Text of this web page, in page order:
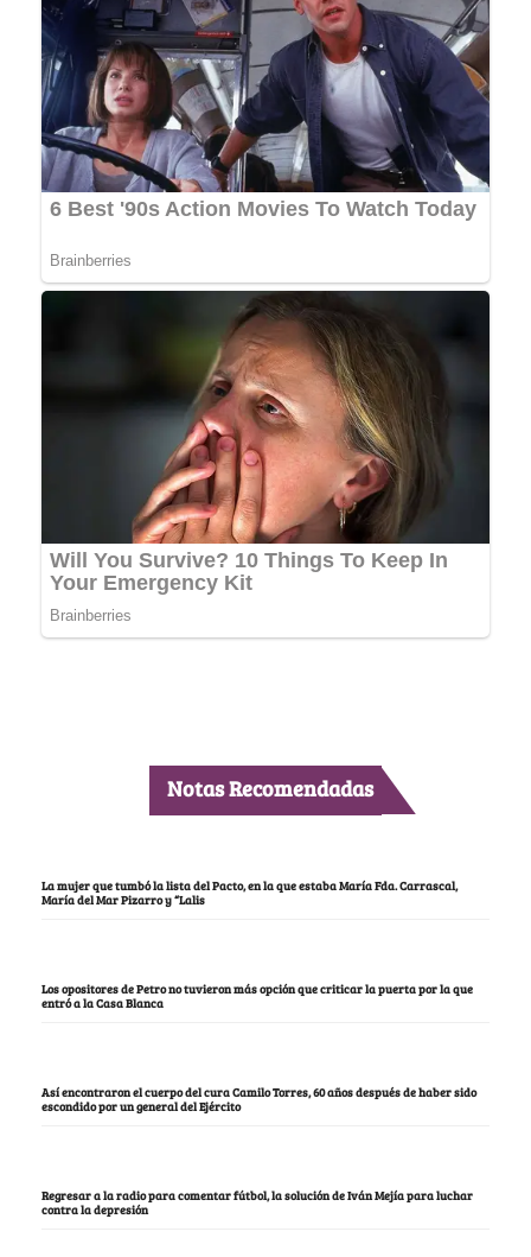
Notas Recomendadas
La mujer que tumbó la lista del Pacto, en la que estaba María Fda. Carrascal,
María del Mar Pizarro y “Lalis
Los opositores de Petro no tuvieron más opción que criticar la puerta por la que
entró a la Casa Blanca
Así encontraron el cuerpo del cura Camilo Torres, 60 años después de haber sido
escondido por un general del Ejército
Regresar a la radio para comentar fútbol, la solución de Iván Mejía para luchar
contra la depresión